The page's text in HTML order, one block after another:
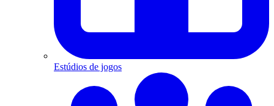
Estúdios de jogos